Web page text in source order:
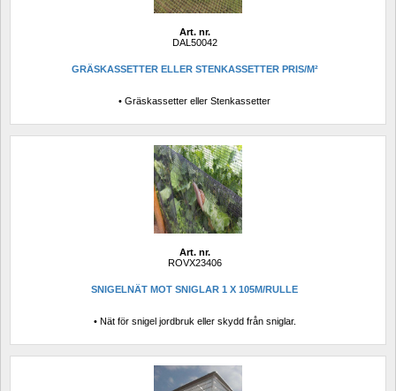
Art. nr.
DAL50042
GRÄSKASSETTER ELLER STENKASSETTER PRIS/M²
• Gräskassetter eller Stenkassetter
Art. nr.
ROVX23406
SNIGELNÄT MOT SNIGLAR 1 X 105M/RULLE
• Nät för snigel jordbruk eller skydd från sniglar.